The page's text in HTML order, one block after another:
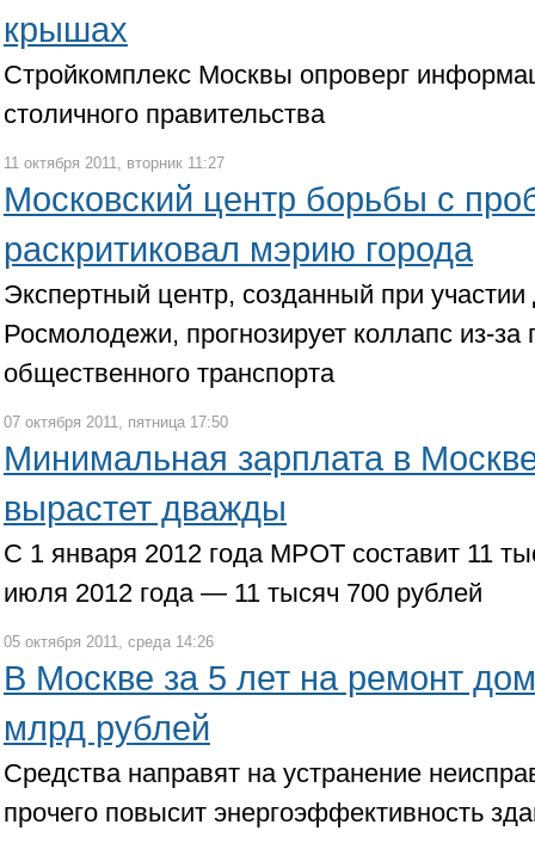
крышах
Стройкомплекс Москвы опроверг
столичного правительства
11 октября 2011, вторник 11:27
Московский центр борьбы с
раскритиковал мэрию города
Экспертный центр, созданный при
Росмолодежи, прогнозирует коллапс из-за
общественного транспорта
07 октября 2011, пятница 17:50
Минимальная зарплата в
вырастет дважды
С 1 января 2012 года МРОТ составит 11
июля 2012 года — 11 тысяч 700 рублей
05 октября 2011, среда 14:26
В Москве за 5 лет на ремонт
млрд рублей
Средства направят на устранение
прочего повысит энергоэффективность